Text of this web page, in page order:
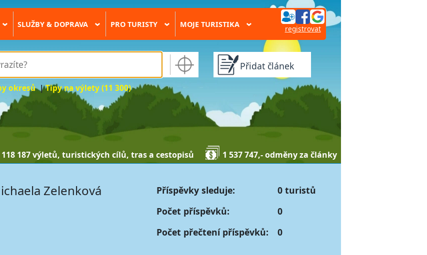
› SLUŽBY & DOPRAVA › PRO TURISTY › MOJE TURISTIKA › registrovat
okresů|Tipy na výlety (11 300)
Přidat článek
118 187 výletů, turistických cílů, tras a cestopisů 1 537 747,- odměny za články
Zelenková Příspěvky sleduje:
0 turistů
Počet příspěvků:
0
Počet přečtení příspěvků:
0